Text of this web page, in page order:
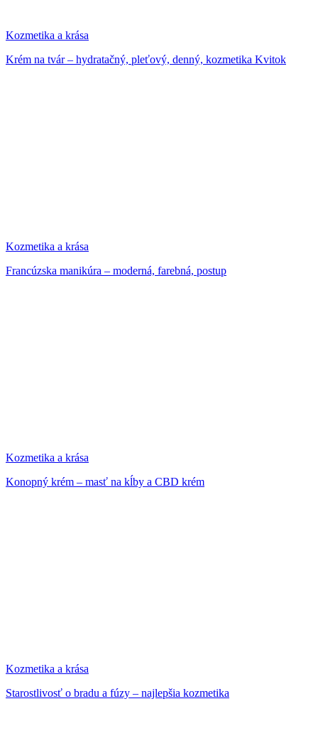
Kozmetika a krása
Krém na tvár – hydratačný, pleťový, denný, kozmetika Kvitok
Kozmetika a krása
Francúzska manikúra – moderná, farebná, postup
Kozmetika a krása
Konopný krém – masť na kĺby a CBD krém
Kozmetika a krása
Starostlivosť o bradu a fúzy – najlepšia kozmetika